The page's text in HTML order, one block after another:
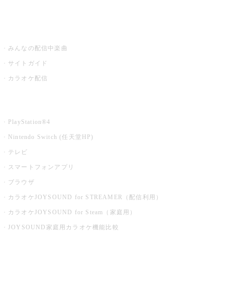
みんなの配信中楽曲
サイトガイド
カラオケ配信
PlayStation®4
Nintendo Switch (任天堂HP)
テレビ
スマートフォンアプリ
ブラウザ
カラオケJOYSOUND for STREAMER（配信利用）
カラオケJOYSOUND for Steam（家庭用）
JOYSOUND家庭用カラオケ機能比較